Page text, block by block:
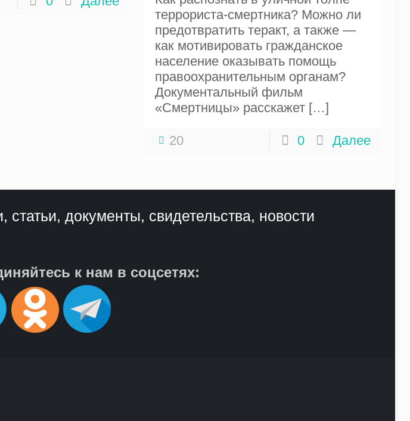
террориста-смертника? Можно ли
предотвратить теракт, а также —
как мотивировать гражданское
население оказывать помощь
правоохранительным органам?
Документальный фильм
«Смертницы» расскажет[…]
20 0 Далее
документы, свидетельства, новости
к нам в соцсетях: